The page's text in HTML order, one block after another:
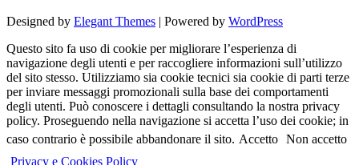
Designed by Elegant Themes | Powered by WordPress
Questo sito fa uso di cookie per migliorare l’esperienza di
navigazione degli utenti e per raccogliere informazioni sull’utilizzo
del sito stesso. Utilizziamo sia cookie tecnici sia cookie di parti terze
per inviare messaggi promozionali sulla base dei comportamenti
degli utenti. Può conoscere i dettagli consultando la nostra privacy
policy. Proseguendo nella navigazione si accetta l’uso dei cookie; in
caso contrario è possibile abbandonare il sito. Accetto Non accetto
Privacy e Cookies Policy